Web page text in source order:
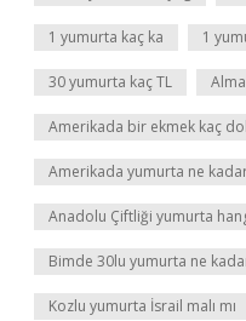
1 yumurta kaç ka 1
30 yumurta kaç TL
Amerikada bir ekmek kaç
Amerikada yumurta ne
Anadolu Çiftliği yumurta
Bimde 30lu yumurta ne
Kozlu yumurta İsrail malı mı